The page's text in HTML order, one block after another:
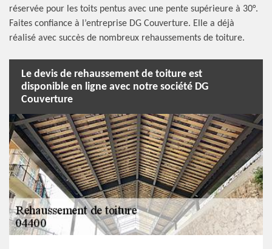
réservée pour les toits pentus avec une pente supérieure à 30°.
Faites confiance à l’entreprise DG Couverture. Elle a déjà
réalisé avec succès de nombreux rehaussements de toiture.
Le devis de rehaussement de toiture est
disponible en ligne avec notre société DG
Couverture